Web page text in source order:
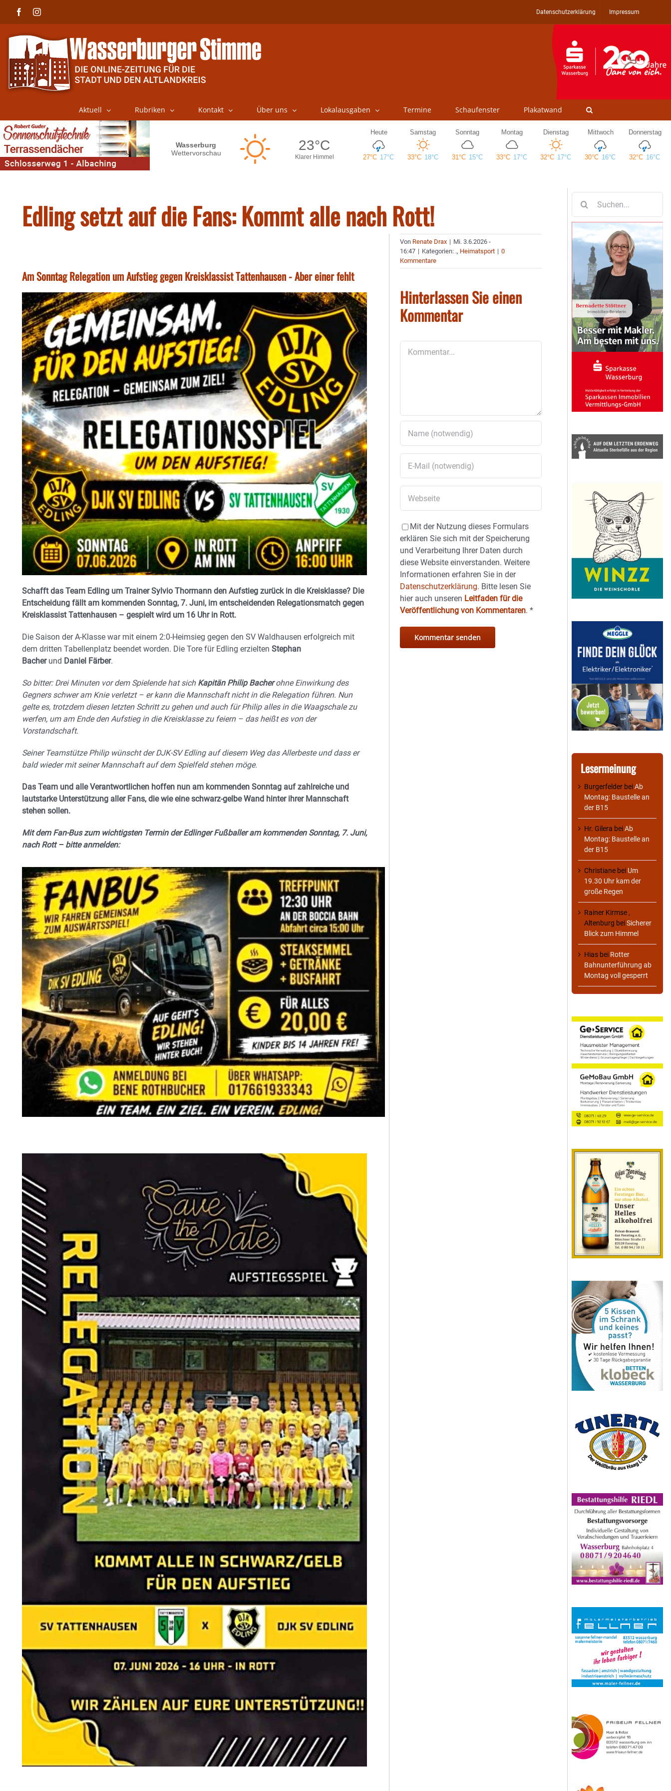
FacebookInstagram Datenschutzerklärung Impressum
Aktuell Rubriken Kontakt Über uns Lokalausgaben Termine Schaufenster Plakatwand
Edling setzt auf die Fans: Kommt alle nach Rott!
Am Sonntag Relegation um Aufstieg gegen Kreisklassist Tattenhausen - Aber einer fehlt
Schafft das Team Edling um Trainer Sylvio Thormann den Aufstieg zurück in die Kreisklasse? Die
Entscheidung fällt am kommenden Sonntag, 7. Juni, im entscheidenden Relegationsmatch gegen
Kreisklassist Tattenhausen – gespielt wird um 16 Uhr in Rott.
Die Saison der A-Klasse war mit einem 2:0-Heimsieg gegen den SV Waldhausen erfolgreich mit
dem dritten Tabellenplatz beendet worden. Die Tore für Edling erzielten Stephan
Bacherund Daniel Färber.
So bitter: Drei Minuten vor dem Spielende hat sich Kapitän Philip Bacherohne Einwirkung des
Gegners schwer am Knie verletzt – er kann die Mannschaft nicht in die Relegation führen. Nun
gelte es, trotzdem diesen letzten Schritt zu gehen und auch für Philip alles in die Waagschale zu
werfen, um am Ende den Aufstieg in die Kreisklasse zu feiern – das heißt es von der
Vorstandschaft.
Seiner Teamstütze Philip wünscht der DJK-SV Edling auf diesem Weg das Allerbeste und dass er
bald wieder mit seiner Mannschaft auf dem Spielfeld stehen möge.
Das Team und alle Verantwortlichen hoffen nun am kommenden Sonntag auf zahlreiche und
lautstarke Unterstützung aller Fans, die wie eine schwarz-gelbe Wand hinter ihrer Mannschaft
stehen sollen.
Mit dem Fan-Bus zum wichtigsten Termin der Edlinger Fußballer am kommenden Sonntag, 7. Juni,
nach Rott – bitte anmelden:
Von Renate Drax | Mi. 3.6.2026 -
16:47 | Kategorien: ., Heimatsport | 0
Kommentare
Hinterlassen Sie einen
Kommentar
Mit der Nutzung dieses Formulars
erklären Sie sich mit der Speicherung
und Verarbeitung Ihrer Daten durch
diese Website einverstanden. Weitere
Informationen erfahren Sie in der
Datenschutzerklärung. Bitte lesen Sie
hier auch unseren Leitfaden für die
Veröffentlichung von Kommentaren.*
nach:
Lesermeinung
Burgerfelder beiAb
Montag: Baustelle an
der B15
Hr. Gilera beiAb
Montag: Baustelle an
der B15
Christiane bei Um
19.30 Uhr kam der
große Regen
Rainer Kirmse ,
Altenburg beiSicherer
Blick zum Himmel
Hias bei Rotter
Bahnunterführung ab
Montag voll gesperrt